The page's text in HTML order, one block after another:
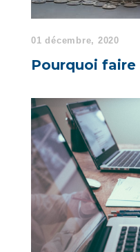
01 décembre, 2020
Pourquoi faire